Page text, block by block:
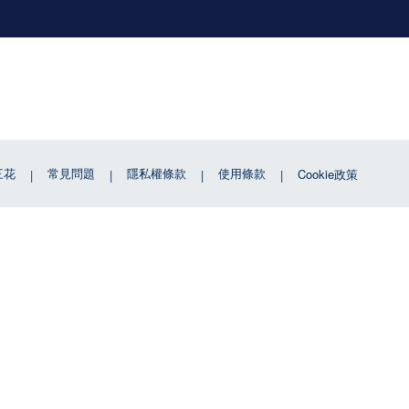
花 常見問題 隱私權條款 使用條款 Cookie政策